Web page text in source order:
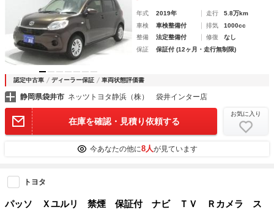
年式 2019年 走行
5.8万km
車検
車検整備付 排気
1000cc
整備
法定整備付 修復
なし
保証
保証付 (12ヶ月・走行無制限)
認定中古車 ディーラー保証 車両状態評価書
静岡県袋井市 ネッツトヨタ静浜（株） 袋井インター店
在庫を確認・見積り依頼する
お気に入り
今あなたの他に8人が見ています
トヨタ
パッソ Ｘユルリ 禁煙 保証付 ナビ ＴＶ Ｒカメラ ス